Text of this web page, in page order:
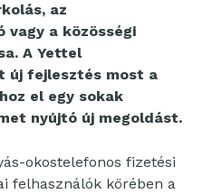
az
a közösségi
A Yettel
új fejlesztés most a
el egy sokak
nyújtó új megoldást.
okostelefonos fizetési
felhasználók körében a